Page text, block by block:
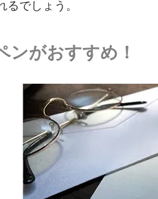
でしょう。
ンがおすすめ！